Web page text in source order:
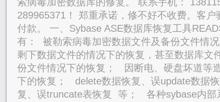
289965371！ 郑重承诺，修不好不收费。客
付款。 一、Sybase ASE数据库恢复工具
有： 被勒索病毒加密数据文件及备份文件情
剩下数据文件的情况下的恢复，甚至数据库文
份文件情况下的恢复； 因断电、硬盘坏道等
下的恢复； delete数据恢复、误update数据
复、误truncate表恢复 等； 各种sybase内部